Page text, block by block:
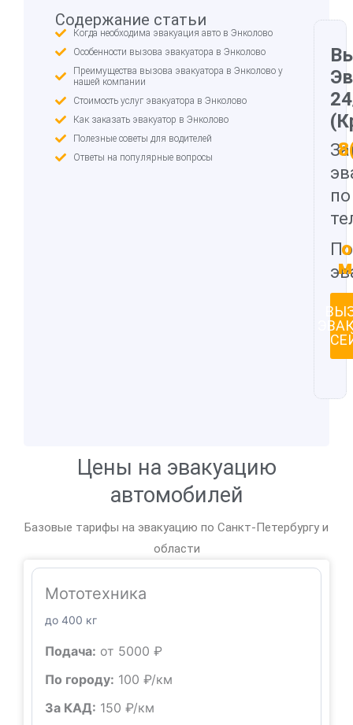
Содержание статьи
Когда необходима эвакуация авто в Энколово
Особенности вызова эвакуатора в Энколово
Преимущества вызова эвакуатора в Энколово у
нашей компании
Стоимость услуг эвакуатора в Энколово
Как заказать эвакуатор в Энколово
Полезные советы для водителей
Ответы на популярные вопросы
по
Цены на эвакуацию
автомобилей
Базовые тарифы на эвакуацию по Санкт-Петербургу и
области
Мототехника
до 400 кг
Подача: от 5000 ₽
По городу: 100 ₽/км
За КАД: 150 ₽/км